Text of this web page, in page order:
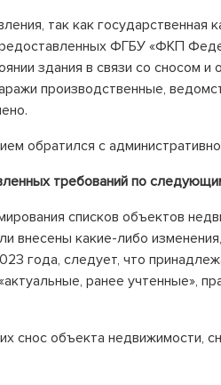
так как
ФГБУ «ФКП
здания в связи со сносом
производственные,
обратился с
требований по
списков объектов
внесены какие-либо
года, следует, что
ранее учтенные»,
объекта недвижимости,